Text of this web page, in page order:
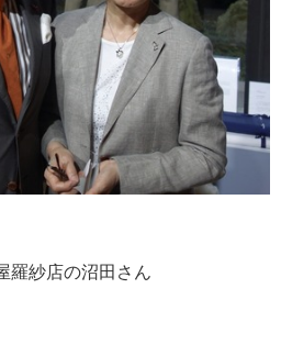
羅紗店の沼田さん